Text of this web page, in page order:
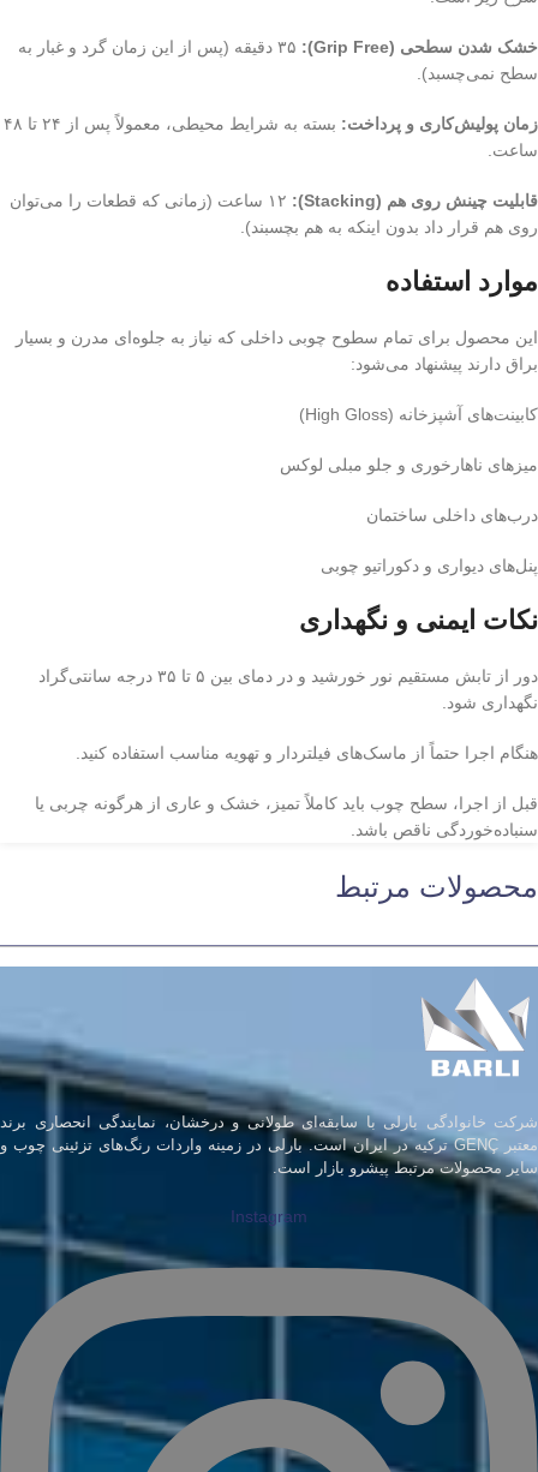
خشک شدن سطحی (Grip Free):
۳۵ دقیقه (پس از این زمان گرد و غبار به
سطح نمی‌چسبد).
زمان پولیش‌کاری و پرداخت:
بسته به شرایط محیطی، معمولاً پس از ۲۴ تا ۴۸
ساعت.
قابلیت چینش روی هم (Stacking):
۱۲ ساعت (زمانی که قطعات را می‌توان
روی هم قرار داد بدون اینکه به هم بچسبند).
موارد استفاده
این محصول برای تمام سطوح چوبی داخلی که نیاز به جلوه‌ای مدرن و بسیار
براق دارند پیشنهاد می‌شود:
کابینت‌های آشپزخانه (High Gloss)
میزهای ناهارخوری و جلو مبلی لوکس
درب‌های داخلی ساختمان
پنل‌های دیواری و دکوراتیو چوبی
نکات ایمنی و نگهداری
دور از تابش مستقیم نور خورشید و در دمای بین ۵ تا ۳۵ درجه سانتی‌گراد
نگهداری شود.
هنگام اجرا حتماً از ماسک‌های فیلتردار و تهویه مناسب استفاده کنید.
قبل از اجرا، سطح چوب باید کاملاً تمیز، خشک و عاری از هرگونه چربی یا
سنباده‌خوردگی ناقص باشد.
محصولات مرتبط
شرکت خانوادگی بارلی با سابقه‌ای طولانی و درخشان، نمایندگی انحصاری برند
معتبر GENÇ ترکیه در ایران است. بارلی در زمینه واردات رنگ‌های تزئینی چوب و
سایر محصولات مرتبط پیشرو بازار است.
Instagram